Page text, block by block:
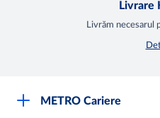
Livrare
Livrăm necesarul
METRO Cariere